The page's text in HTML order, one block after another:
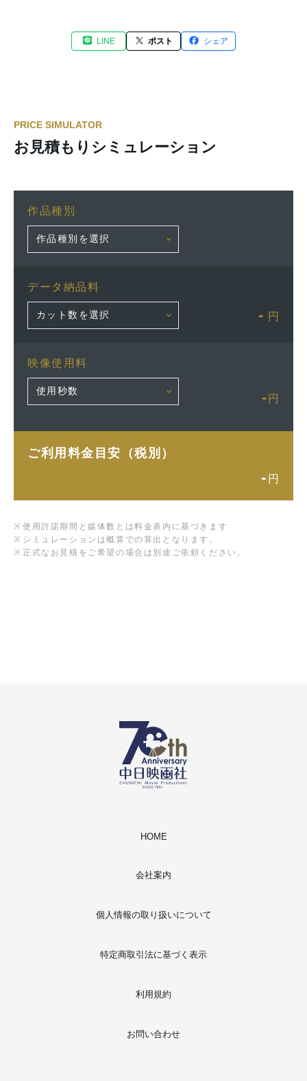
LINE ポスト シェア
PRICE SIMULATOR
お見積もりシミュレーション
作品種別
データ納品料
- 円
映像使用料
- 円
ご利用料金目安（税別）
- 円
※ 使用許諾期間と媒体数とは料金表内に基づきます
※ シミュレーションは概算での算出となります。
※ 正式なお見積をご希望の場合は別途ご依頼ください。
HOME
会社案内
個人情報の取り扱いについて
特定商取引法に基づく表示
利用規約
お問い合わせ